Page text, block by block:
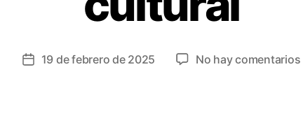
19 de febrero de 2025 No hay comentarios